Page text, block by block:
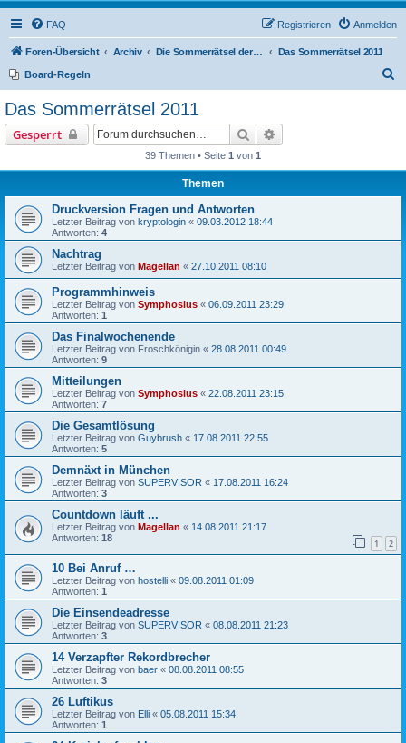
FAQ Anmelden
Registrieren
Foren-Übersicht Archiv Die Sommerrätsel der Rätselnasen Das Sommerrätsel 2011
Board-Regeln
Das Sommerrätsel 2011
Gesperrt Suche
39 Themen • Seite 1 von 1
Themen
Druckversion Fragen und Antworten
Letzter Beitrag von kryptologin « 09.03.2012 18:44
Antworten: 4
Nachtrag
Letzter Beitrag von Magellan « 27.10.2011 08:10
Programmhinweis
Letzter Beitrag von Symphosius « 06.09.2011 23:29
Antworten: 1
Das Finalwochenende
Letzter Beitrag von Froschkönigin « 28.08.2011 00:49
Antworten: 9
Mitteilungen
Letzter Beitrag von Symphosius « 22.08.2011 23:15
Antworten: 7
Die Gesamtlösung
Letzter Beitrag von Guybrush « 17.08.2011 22:55
Antworten: 5
Demnäxt in München
Letzter Beitrag von SUPERVISOR « 17.08.2011 16:24
Antworten: 3
Countdown läuft ...
Letzter Beitrag von Magellan « 14.08.2011 21:17
Antworten: 18 1 2
10 Bei Anruf …
Letzter Beitrag von hostelli « 09.08.2011 01:09
Antworten: 1
Die Einsendeadresse
Letzter Beitrag von SUPERVISOR « 08.08.2011 21:23
Antworten: 3
14 Verzapfter Rekordbrecher
Letzter Beitrag von baer « 08.08.2011 08:55
Antworten: 3
26 Luftikus
Letzter Beitrag von Elli « 05.08.2011 15:34
Antworten: 1